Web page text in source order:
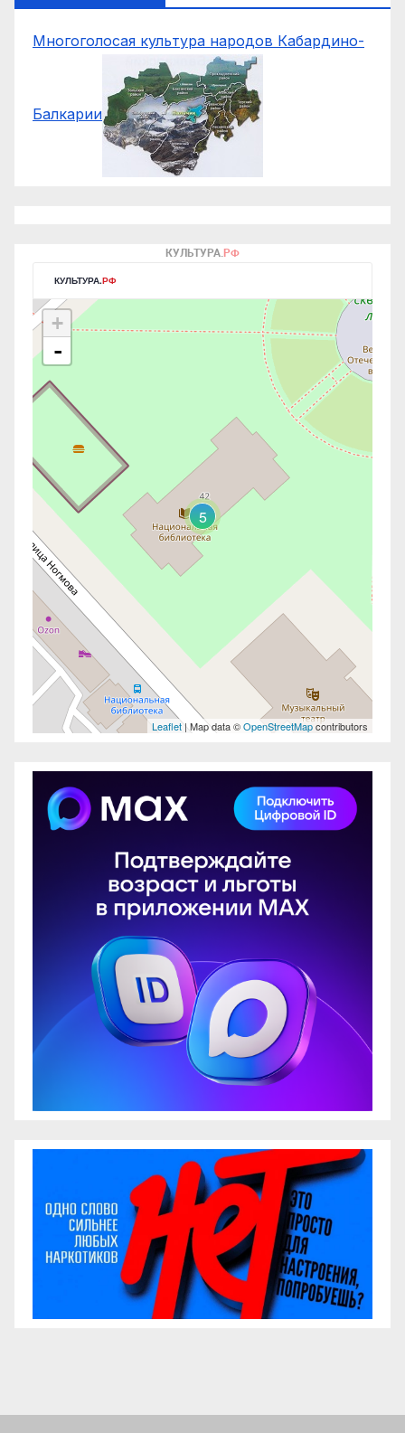
Многоголосая культура народов Кабардино-
Балкарии